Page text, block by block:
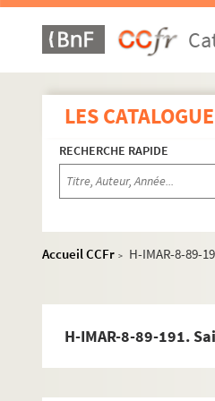
LES
RECHERCHE RAPIDE
Accueil CCFr >
H-IMAR-8-89-
H-IMAR-8-89-191.
Saints Germain
Saints Gervais
H-IMAR-8-56-133.
H-IMAR-8-56-134.
H-IMAR-8-57-135.
H-IMAR-8-58-136.
H-IMAR-8-59-137.